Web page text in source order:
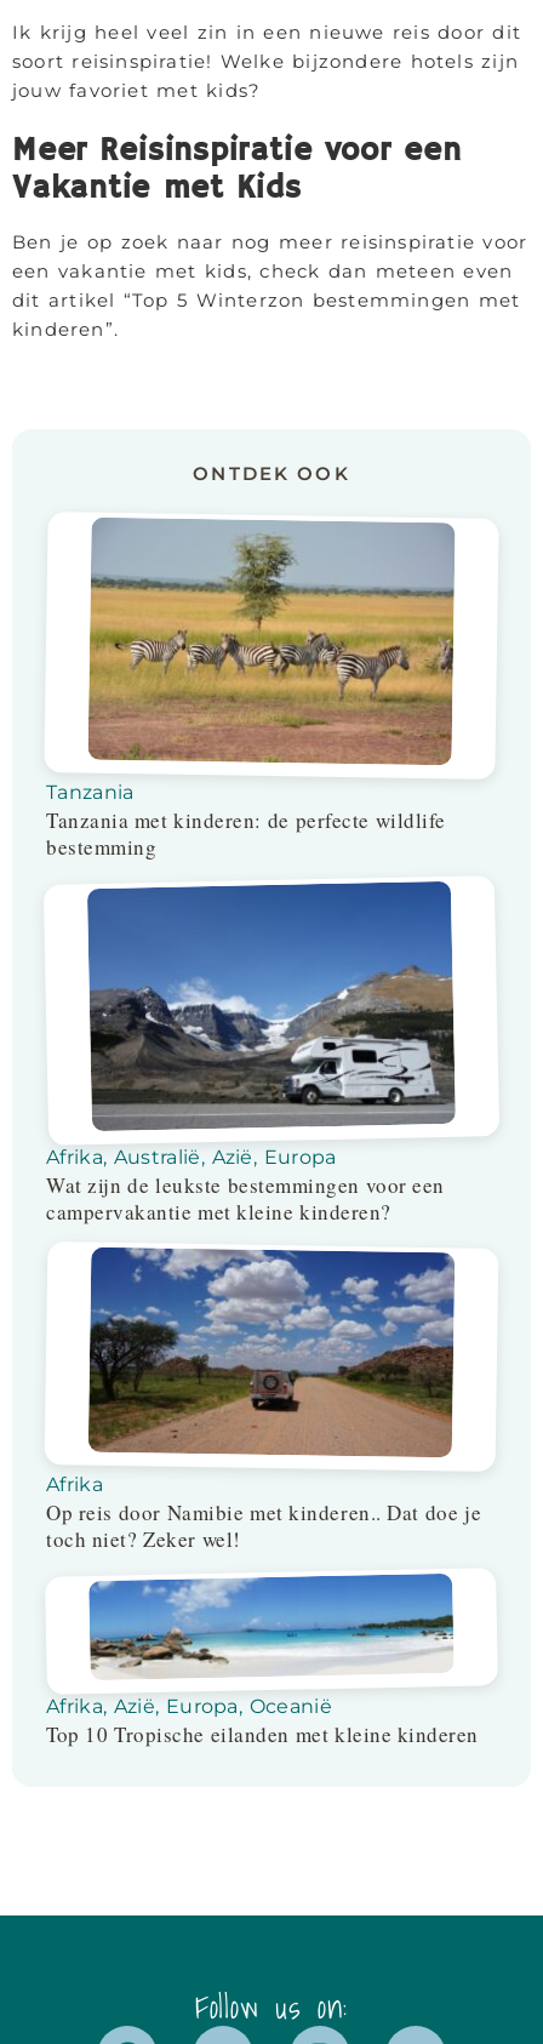
Ik krijg heel veel zin in een nieuwe reis door dit
soort reisinspiratie! Welke bijzondere hotels zijn
jouw favoriet met kids?
Meer Reisinspiratie voor een
Vakantie met Kids
Ben je op zoek naar nog meer reisinspiratie voor
een vakantie met kids, check dan meteen even
dit artikel “Top 5 Winterzon bestemmingen met
kinderen”.
ONTDEK OOK
Tanzania
Tanzania met kinderen: de perfecte wildlife
bestemming
Afrika, Australië, Azië, Europa
Wat zijn de leukste bestemmingen voor een
campervakantie met kleine kinderen?
Afrika
Op reis door Namibie met kinderen.. Dat doe je
toch niet? Zeker wel!
Afrika, Azië, Europa, Oceanië
Top 10 Tropische eilanden met kleine kinderen
Follow us on: